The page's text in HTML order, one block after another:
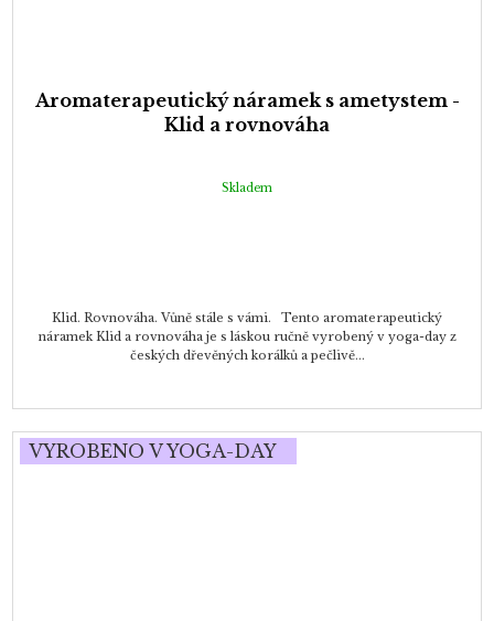
Aromaterapeutický náramek s ametystem -
Klid a rovnováha
Skladem
Klid. Rovnováha. Vůně stále s vámi. Tento aromaterapeutický
náramek Klid a rovnováha je s láskou ručně vyrobený v yoga-day z
českých dřevěných korálků a pečlivě...
VYROBENO V YOGA-DAY